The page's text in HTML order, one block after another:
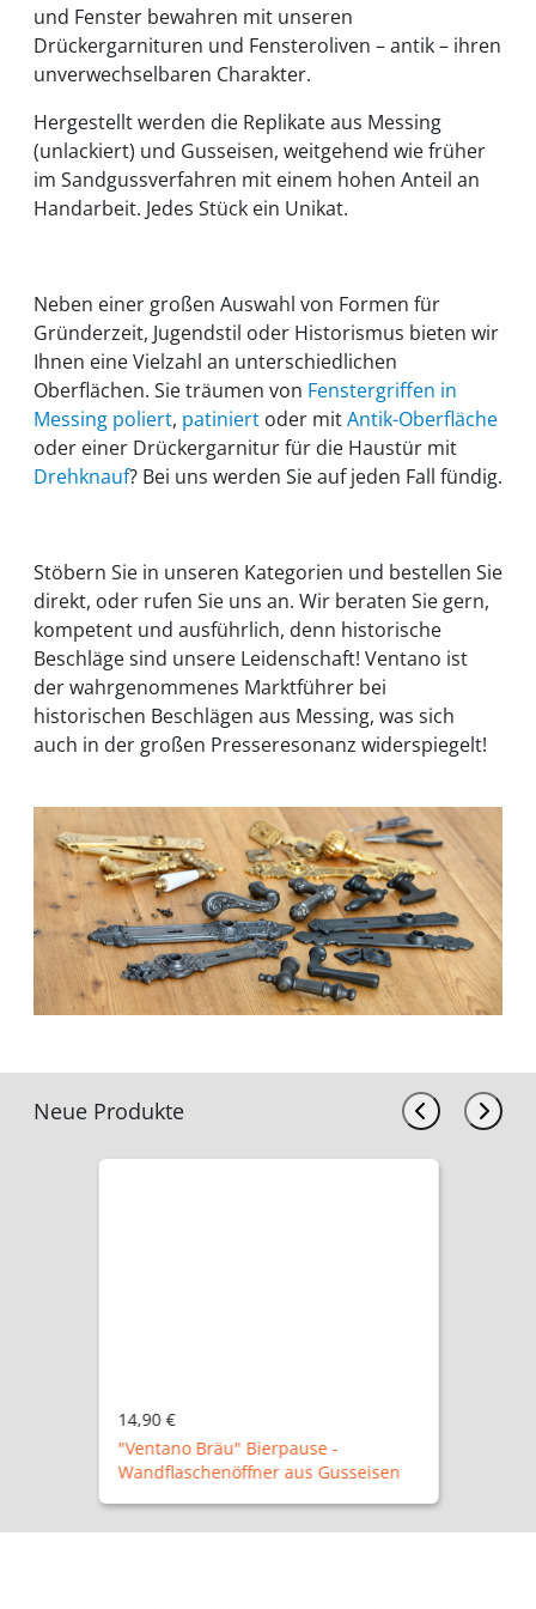
und Fenster bewahren mit unseren
Drückergarnituren und Fensteroliven – antik – ihren
unverwechselbaren Charakter.
Hergestellt werden die Replikate aus Messing
(unlackiert) und Gusseisen, weitgehend wie früher
im Sandgussverfahren mit einem hohen Anteil an
Handarbeit. Jedes Stück ein Unikat.
Neben einer großen Auswahl von Formen für
Gründerzeit, Jugendstil oder Historismus bieten wir
Ihnen eine Vielzahl an unterschiedlichen
Oberflächen. Sie träumen von Fenstergriffen in
Messing poliert, patiniert oder mitAntik-Oberfläche
oder einer Drückergarnitur für die Haustür mit
Drehknauf? Bei uns werden Sie auf jeden Fall fündig.
Stöbern Sie in unseren Kategorien und bestellen Sie
direkt, oder rufen Sie uns an. Wir beraten Sie gern,
kompetent und ausführlich, denn historische
Beschläge sind unsere Leidenschaft! Ventano ist
der wahrgenommenes Marktführer bei
historischen Beschlägen aus Messing, was sich
auch in der großen Presseresonanz widerspiegelt!
Neue Produkte
14,90 €
"Ventano Bräu" Bierpause -
Wandflaschenöffner aus Gusseisen